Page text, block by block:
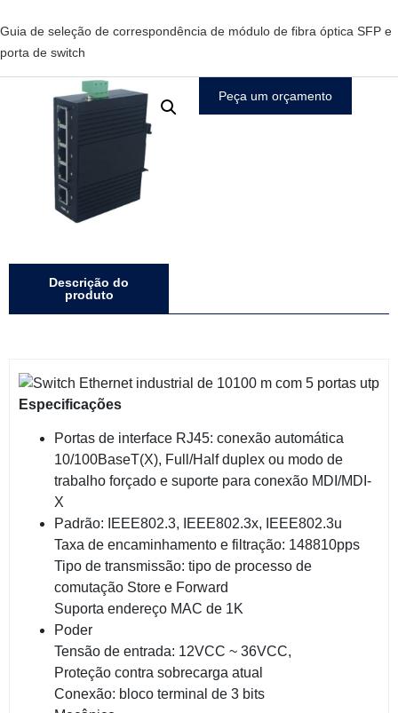
Guia de seleção de correspondência de módulo de fibra óptica SFP e
porta de switch
Peça um orçamento
Descrição do
produto
Especificações
Portas de interface RJ45: conexão automática
10/100BaseT(X), Full/Half duplex ou modo de
trabalho forçado e suporte para conexão MDI/MDI-
X
Padrão: IEEE802.3, IEEE802.3x, IEEE802.3u
Taxa de encaminhamento e filtração: 148810pps
Tipo de transmissão: tipo de processo de
comutação Store e Forward
Suporta endereço MAC de 1K
Poder
Tensão de entrada: 12VCC ~ 36VCC,
Proteção contra sobrecarga atual
Conexão: bloco terminal de 3 bits